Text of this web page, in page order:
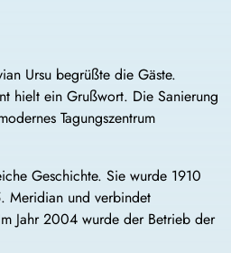
Ursu begrüßte die Gäste.
hielt ein Grußwort. Die Sanierung
Tagungszentrum
Geschichte. Sie wurde 1910
Meridian und verbindet
Jahr 2004 wurde der Betrieb der